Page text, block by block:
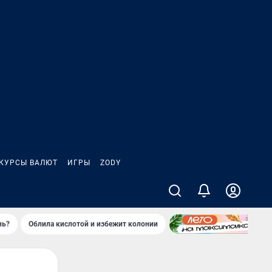
ВАЛЮТ ИГРЫ ZODY
Облила кислотой и избежит колонии